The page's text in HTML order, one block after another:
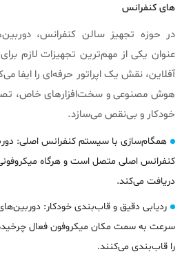
های کنفرانس
در حوزه تجهیز سالن‌ کنفرانس،
عنوان یکی از مهم‌ترین تجهیزات لازم
آفلاین، نقش یک اپراتور حرفه‌ای را ایفا
هوش مصنوعی و سخت‌افزارهای خاص،
خودکار و بی‌نقص می‌سازد.
همگام‌سازی با سیستم کنفرانس اصلی:
کنفرانس اصلی متصل است و هرگاه
دریافت می‌کند.
سرعت به سمت مکان میکروفون فعال چرخیده
را قاب‌بندی می‌کنند.